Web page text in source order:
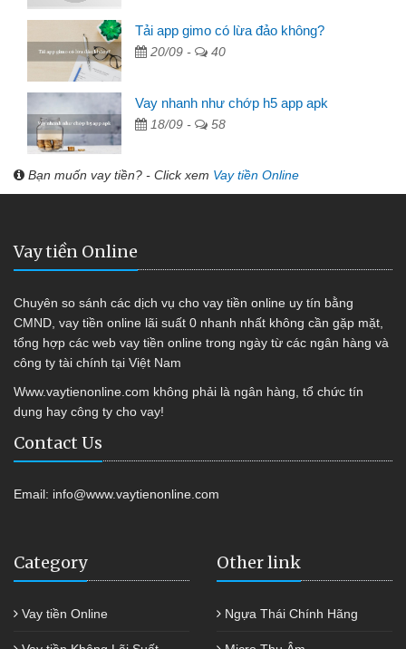
Tải app gimo có lừa đảo không?
20/09 - 40
Vay nhanh như chớp h5 app apk
18/09 - 58
Bạn muốn vay tiền? - Click xem Vay tiền Online
Vay tiền Online
Chuyên so sánh các dịch vụ cho vay tiền online uy tín bằng
CMND, vay tiền online lãi suất 0 nhanh nhất không cần gặp mặt,
tổng hợp các web vay tiền online trong ngày từ các ngân hàng và
công ty tài chính tại Việt Nam
Www.vaytienonline.com không phải là ngân hàng, tổ chức tín
dụng hay công ty cho vay!
Contact Us
Email: info@www.vaytienonline.com
Category
Vay tiền Online
Other link
Ngựa Thái Chính Hãng